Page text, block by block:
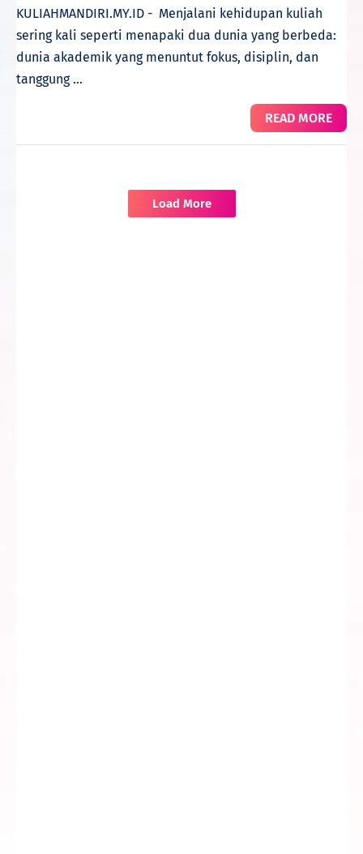
KULIAHMANDIRI.MY.ID - Menjalani kehidupan kuliah
sering kali seperti menapaki dua dunia yang berbeda:
dunia akademik yang menuntut fokus, disiplin, dan
tanggung …
READ MORE
Load More